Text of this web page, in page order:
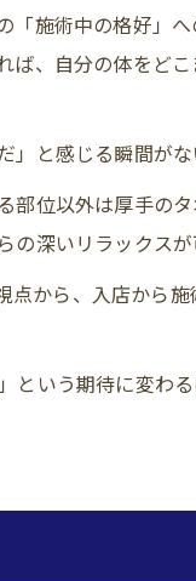
施術中の格好」
、自分の体をど
と感じる瞬間が
位以外は厚手の
深いリラックスが
から、入店から
いう期待に変わ